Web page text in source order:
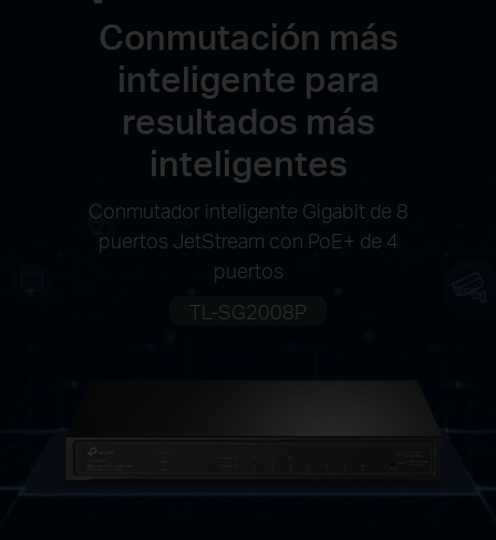
Conmutación más
inteligente para
resultados más
inteligentes
Conmutador inteligente Gigabit de 8
puertos JetStream con PoE+ de 4
puertos
TL-SG2008P